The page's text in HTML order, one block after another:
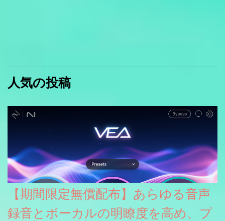
人気の投稿
【期間限定無償配布】あらゆる音声
録音とボーカルの明瞭度を高め、プ